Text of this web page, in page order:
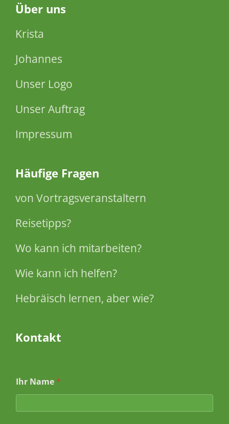
Über uns
Krista
Johannes
Unser Logo
Unser Auftrag
Impressum
Häufige Fragen
von Vortragsveranstaltern
Reisetipps?
Wo kann ich mitarbeiten?
Wie kann ich helfen?
Hebräisch lernen, aber wie?
Kontakt
Ihr Name *